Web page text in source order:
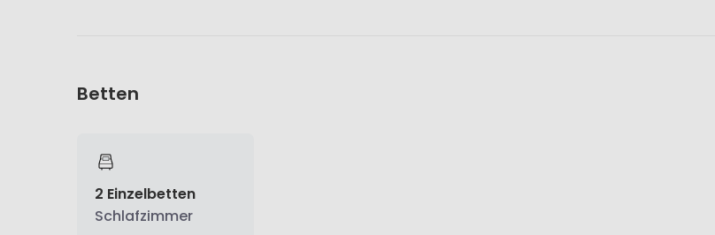
Betten
2 Einzelbetten
Schlafzimmer